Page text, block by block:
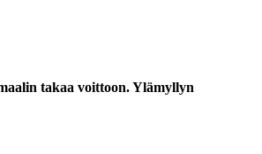
takaa voittoon. Ylämyllyn